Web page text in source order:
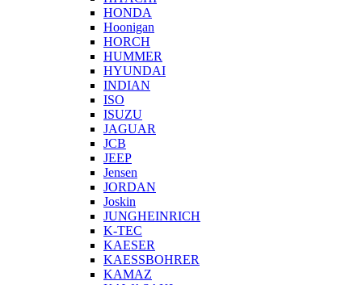
HONDA
Hoonigan
HORCH
HUMMER
HYUNDAI
INDIAN
ISO
ISUZU
JAGUAR
JCB
JEEP
Jensen
JORDAN
Joskin
JUNGHEINRICH
K-TEC
KAESER
KAESSBOHRER
KAMAZ